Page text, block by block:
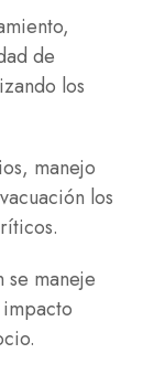
de
los
manejo
los
se maneje